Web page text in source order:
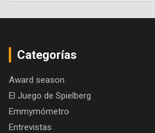
Categorías
Award season
El Juego de Spielberg
Emmymómetro
Entrevistas